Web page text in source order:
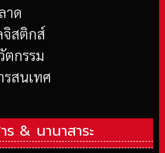
าด
จิสติกส์
ตกรรม
รสนเทศ
ร & นานาสาระ